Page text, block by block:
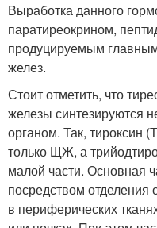
Выработка данного
паратиреокрином,
продуцируемым
желез.
Стоит отметить, что
железы синтезируются
органом. Так, тироксин
только ЩЖ, а
малой части. Основная
посредством отделения
в периферических